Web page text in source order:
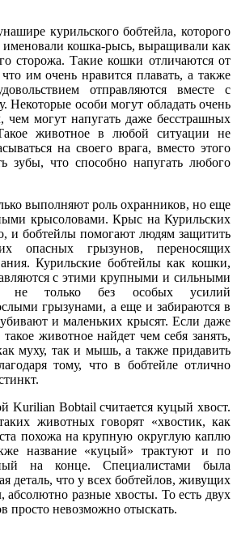
курильского бобтейла, которого
именовали кошка-рысь, выращивали как
сторожа. Такие кошки отличаются от
им очень нравится плавать, а также
отправляются вместе с
Некоторые особи могут обладать очень
могут напугать даже бесстрашных
животное в любой ситуации не
на своего врага, вместо этого
зубы, что способно напугать любого
выполняют роль охранников, но еще
крысоловами. Крыс на Курильских
и бобтейлы помогают людям защитить
опасных грызунов, переносящих
Курильские бобтейлы как кошки,
с этими крупными и сильными
не только без особых усилий
грызунами, а еще и забираются в
и маленьких крысят. Если даже
животное найдет чем себя занять,
муху, так и мышь, а также придавить
тому, что в бобтейле отлично
Kurilian Bobtail считается куцый хвост.
животных говорят «хвостик, как
похожа на крупную округлую каплю
название «куцый» трактуют и по
на конце. Специалистами была
деталь, что у всех бобтейлов, живущих
абсолютно разные хвосты. То есть двух
просто невозможно отыскать.